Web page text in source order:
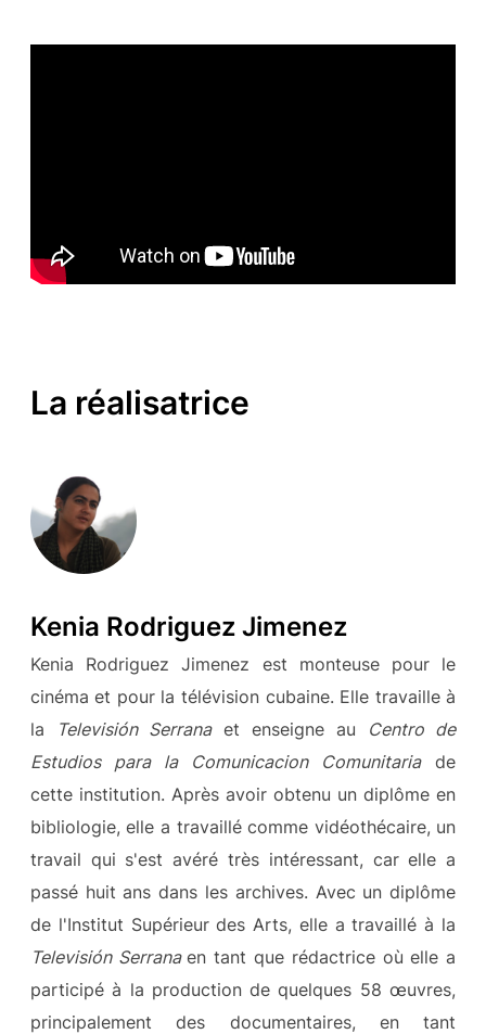
La réalisatrice
Kenia Rodriguez Jimenez
Kenia Rodriguez Jimenez est monteuse pour le
cinéma et pour la télévision cubaine. Elle travaille à
la
Televisión Serranaet enseigne au Centro de
Estudios para la Comunicacion Comunitariade
cette institution. Après avoir obtenu un diplôme en
bibliologie, elle a travaillé comme vidéothécaire, un
travail qui s'est avéré très intéressant, car elle a
passé huit ans dans les archives. Avec un diplôme
de l'Institut Supérieur des Arts, elle a travaillé à la
Televisión Serranaen tant que rédactrice où elle a
participé à la production de quelques 58 œuvres,
principalement des documentaires, en tant